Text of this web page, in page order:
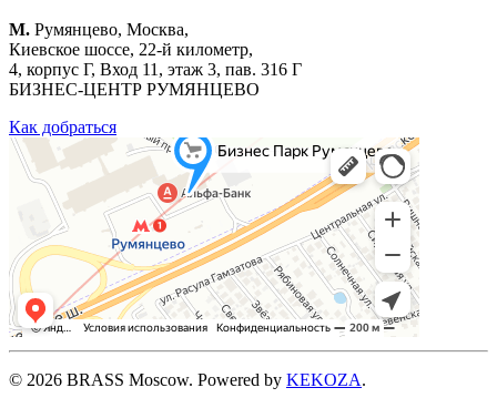
М. Румянцево, Москва,
Киевское шоссе, 22-й километр,
4, корпус Г, Вход 11, этаж 3, пав. 316 Г
БИЗНЕС-ЦЕНТР РУМЯНЦЕВО
Как добраться
© 2026 BRASS Moscow. Powered by KEKOZA.